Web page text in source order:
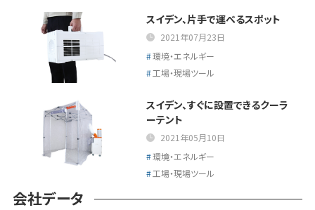
スイデン、片手で運べるスポット
2021年07月23日
環境・エネルギー
工場・現場ツール
スイデン、すぐに設置できるクーラ
ーテント
2021年05月10日
環境・エネルギー
工場・現場ツール
会社データ